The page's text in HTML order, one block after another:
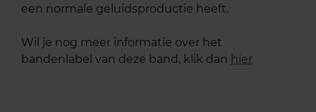
een normale geluidsproductie heeft.
Wil je nog meer informatie over het
bandenlabel van deze band, klik dan hier